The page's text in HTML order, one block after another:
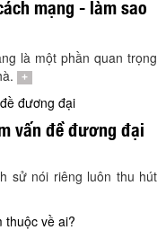
mạng - làm sao
là một phần quan trọng
+
vấn đề đương đại
sử nói riêng luôn thu hút